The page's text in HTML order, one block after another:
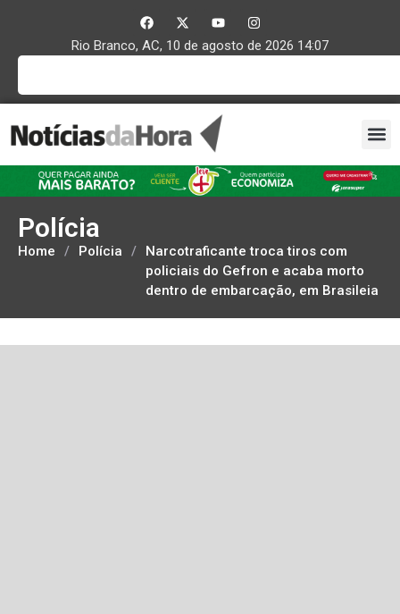
Rio Branco, AC, 10 de agosto de 2026 14:07
Polícia
Home / Polícia /
Narcotraficante troca tiros com
policiais do Gefron e acaba morto
dentro de embarcação, em Brasileia